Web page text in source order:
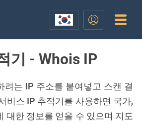
기 - Whois IP
려는 IP 주소를 붙여넣고 스캔 결
비스 IP 추적기를 사용하면 국가,
대한 정보를 얻을 수 있으며 지도